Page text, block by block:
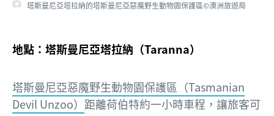
塔斯曼尼亞塔拉納的塔斯曼尼亞惡魔野生動物園保護區©澳洲旅遊局
地點：塔斯曼尼亞塔拉納（Taranna）
塔斯曼尼亞惡魔野生動物園保護區（Tasmanian
Devil Unzoo） 距離荷伯特約一小時車程，讓旅客可